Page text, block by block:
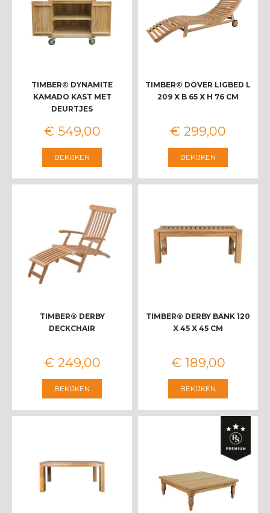
TIMBER® DYNAMITE
KAMADO KAST MET
DEURTJES
€ 549,00
BEKIJKEN
TIMBER® DOVER LIGBED L
209 X B 65 X H 76 CM
€ 299,00
BEKIJKEN
TIMBER® DERBY
DECKCHAIR
€ 249,00
BEKIJKEN
TIMBER® DERBY BANK 120
X 45 X 45 CM
€ 189,00
BEKIJKEN